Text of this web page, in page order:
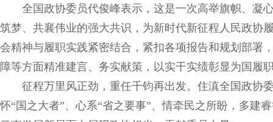
全国政协委员代俊峰表示，这是一次高举旗帜、凝
筑梦、共襄伟业的强大共识，为新时代新征程人民政协
会精神与履职实践紧密结合，紧扣各项报告和规划部署
障等方面精准建言、务实献策，以实干实绩彰显为国履
征程万里风正劲，重任千钧再出发。住滇全国政协
怀“国之大者”、心系“省之要事”、情牵民之所盼，多建